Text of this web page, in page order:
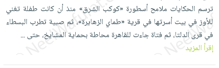
تحميل
iKitab
على
Apple
العناية
وتصفيف
الشعر
العناية
الكل
أواني
الطهي
أدوات
متجر
الهدايا
ترسم الحكايات ملامح أسطورة «كوكب الشرق» منذ أن كانت طفلة تغني
للأوز في بيت أسرتها في قرية «طماي الزهايرة»، ثم صبية تطرب البسطاء
في قرى الدلتا، ثم فتاة جاءت للقاهرة محاطة بحماية المشايخ، حتى...
إقرأ المزيد